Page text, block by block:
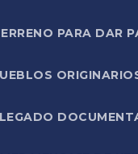
PARA DAR